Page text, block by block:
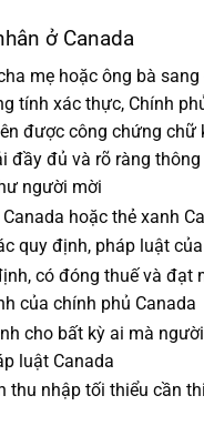
ở Canada
mẹ hoặc ông bà sang
tính xác thực, Chính
được công chứng chữ
đầy đủ và rõ ràng
người mời
hoặc thẻ xanh
quy định, pháp luật
có đóng thuế và đạt
của chính phủ Canada
cho bất kỳ ai mà
luật Canada
thu nhập tối thiểu cần